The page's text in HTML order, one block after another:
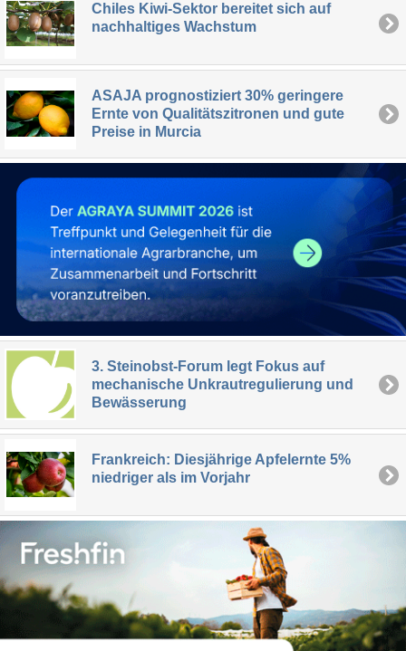
Chiles Kiwi-Sektor bereitet sich auf
nachhaltiges Wachstum
ASAJA prognostiziert 30% geringere
Ernte von Qualitätszitronen und gute
Preise in Murcia
3. Steinobst-Forum legt Fokus auf
mechanische Unkrautregulierung und
Bewässerung
Frankreich: Diesjährige Apfelernte 5%
niedriger als im Vorjahr